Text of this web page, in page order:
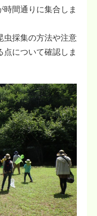
時間通りに集合しま
虫採集の方法や注意
について確認しま